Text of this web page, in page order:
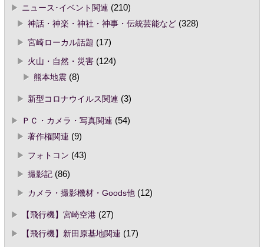
ニュース･イベント関連 (210)
神話・神楽・神社・神事・伝統芸能など(328)
宮崎ローカル話題 (17)
火山・自然・災害(124)
熊本地震(8)
新型コロナウイルス関連 (3)
ＰＣ・カメラ・写真関連 (54)
著作権関連 (9)
フォトコン (43)
撮影記(86)
カメラ・撮影機材・Goods他(12)
【飛行機】宮崎空港(27)
【飛行機】新田原基地関連 (17)